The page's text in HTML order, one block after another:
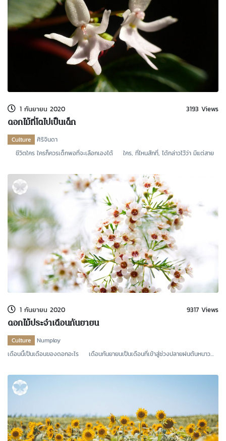
1 กันยายน 2020 3193 Views
ดอกไม้ที่โตไปเป็นเด็ก
Culture
ศิริจินดา
ชีวิตใคร ใครก็ควรเด็กพอที่จะเลือกเองได้ ใคร, ที่ไหนสักที่, ได้กล่าวไว้ว่า มีแต่สาย
1 กันยายน 2020 9317 Views
ดอกไม้ประจำเดือนกันยายน
Culture
Numploy
เดือนนี้เป็นเดือนของดอกอะไร เดือนกันยายนเป็นเดือนที่เข้าสู่ช่วงปลายฝนต้นหนาว